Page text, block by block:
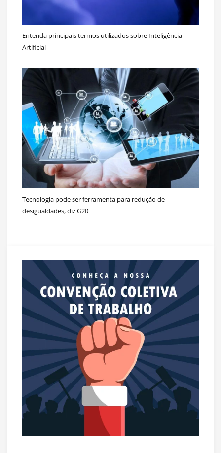
Entenda principais termos utilizados sobre Inteligência
Artificial
Tecnologia pode ser ferramenta para redução de
desigualdades, diz G20